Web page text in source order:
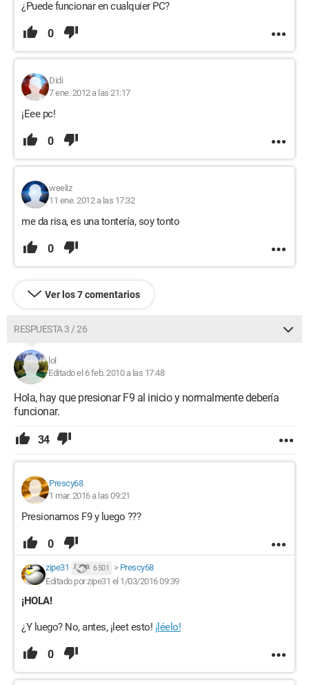
¿Puede funcionar en cualquier PC?
0
Didi
7 ene. 2012 a las 21:17
¡Eee pc!
0
weeliz
11 ene. 2012 a las 17:32
me da risa, es una tontería, soy tonto
0
Ver los 7 comentarios
RESPUESTA 3 / 26
lol
Editado el 6 feb. 2010 a las 17:48
Hola, hay que presionar F9 al inicio y normalmente debería
funcionar.
34
Prescy68
1 mar. 2016 a las 09:21
Presionamos F9 y luego ???
0
zipe31 6 501 > Prescy68
Editado por zipe31 el 1/03/2016 09:39
¡HOLA!
¿Y luego? No, antes, ¡leet esto! ¡léelo!
0